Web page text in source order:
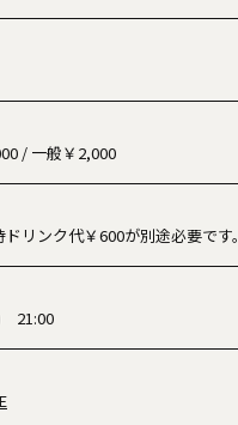
/ 一般￥2,000
リンク代￥600が別途必要です。
21:00